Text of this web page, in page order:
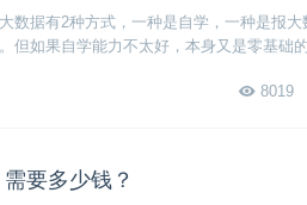
数据有2种方式，一种是自学，一种是报
但如果自学能力不太好，本身又是零基础
8019
要多少钱？